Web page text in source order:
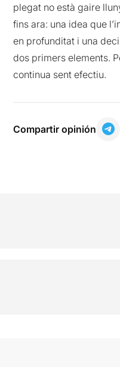
plegat no està gaire
fins ara: una idea que
en profunditat i una
dos primers elements.
continua sent efectiu.
Compartir opinión